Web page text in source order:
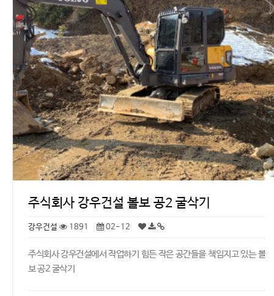
주식회사 강우건설 볼보 공2 굴삭기
강우건설 1891 02-12
주식회사 강우건설에서 작업하기 힘든 작은 공간들을 책임지고 있는 볼
보 공2 굴삭기